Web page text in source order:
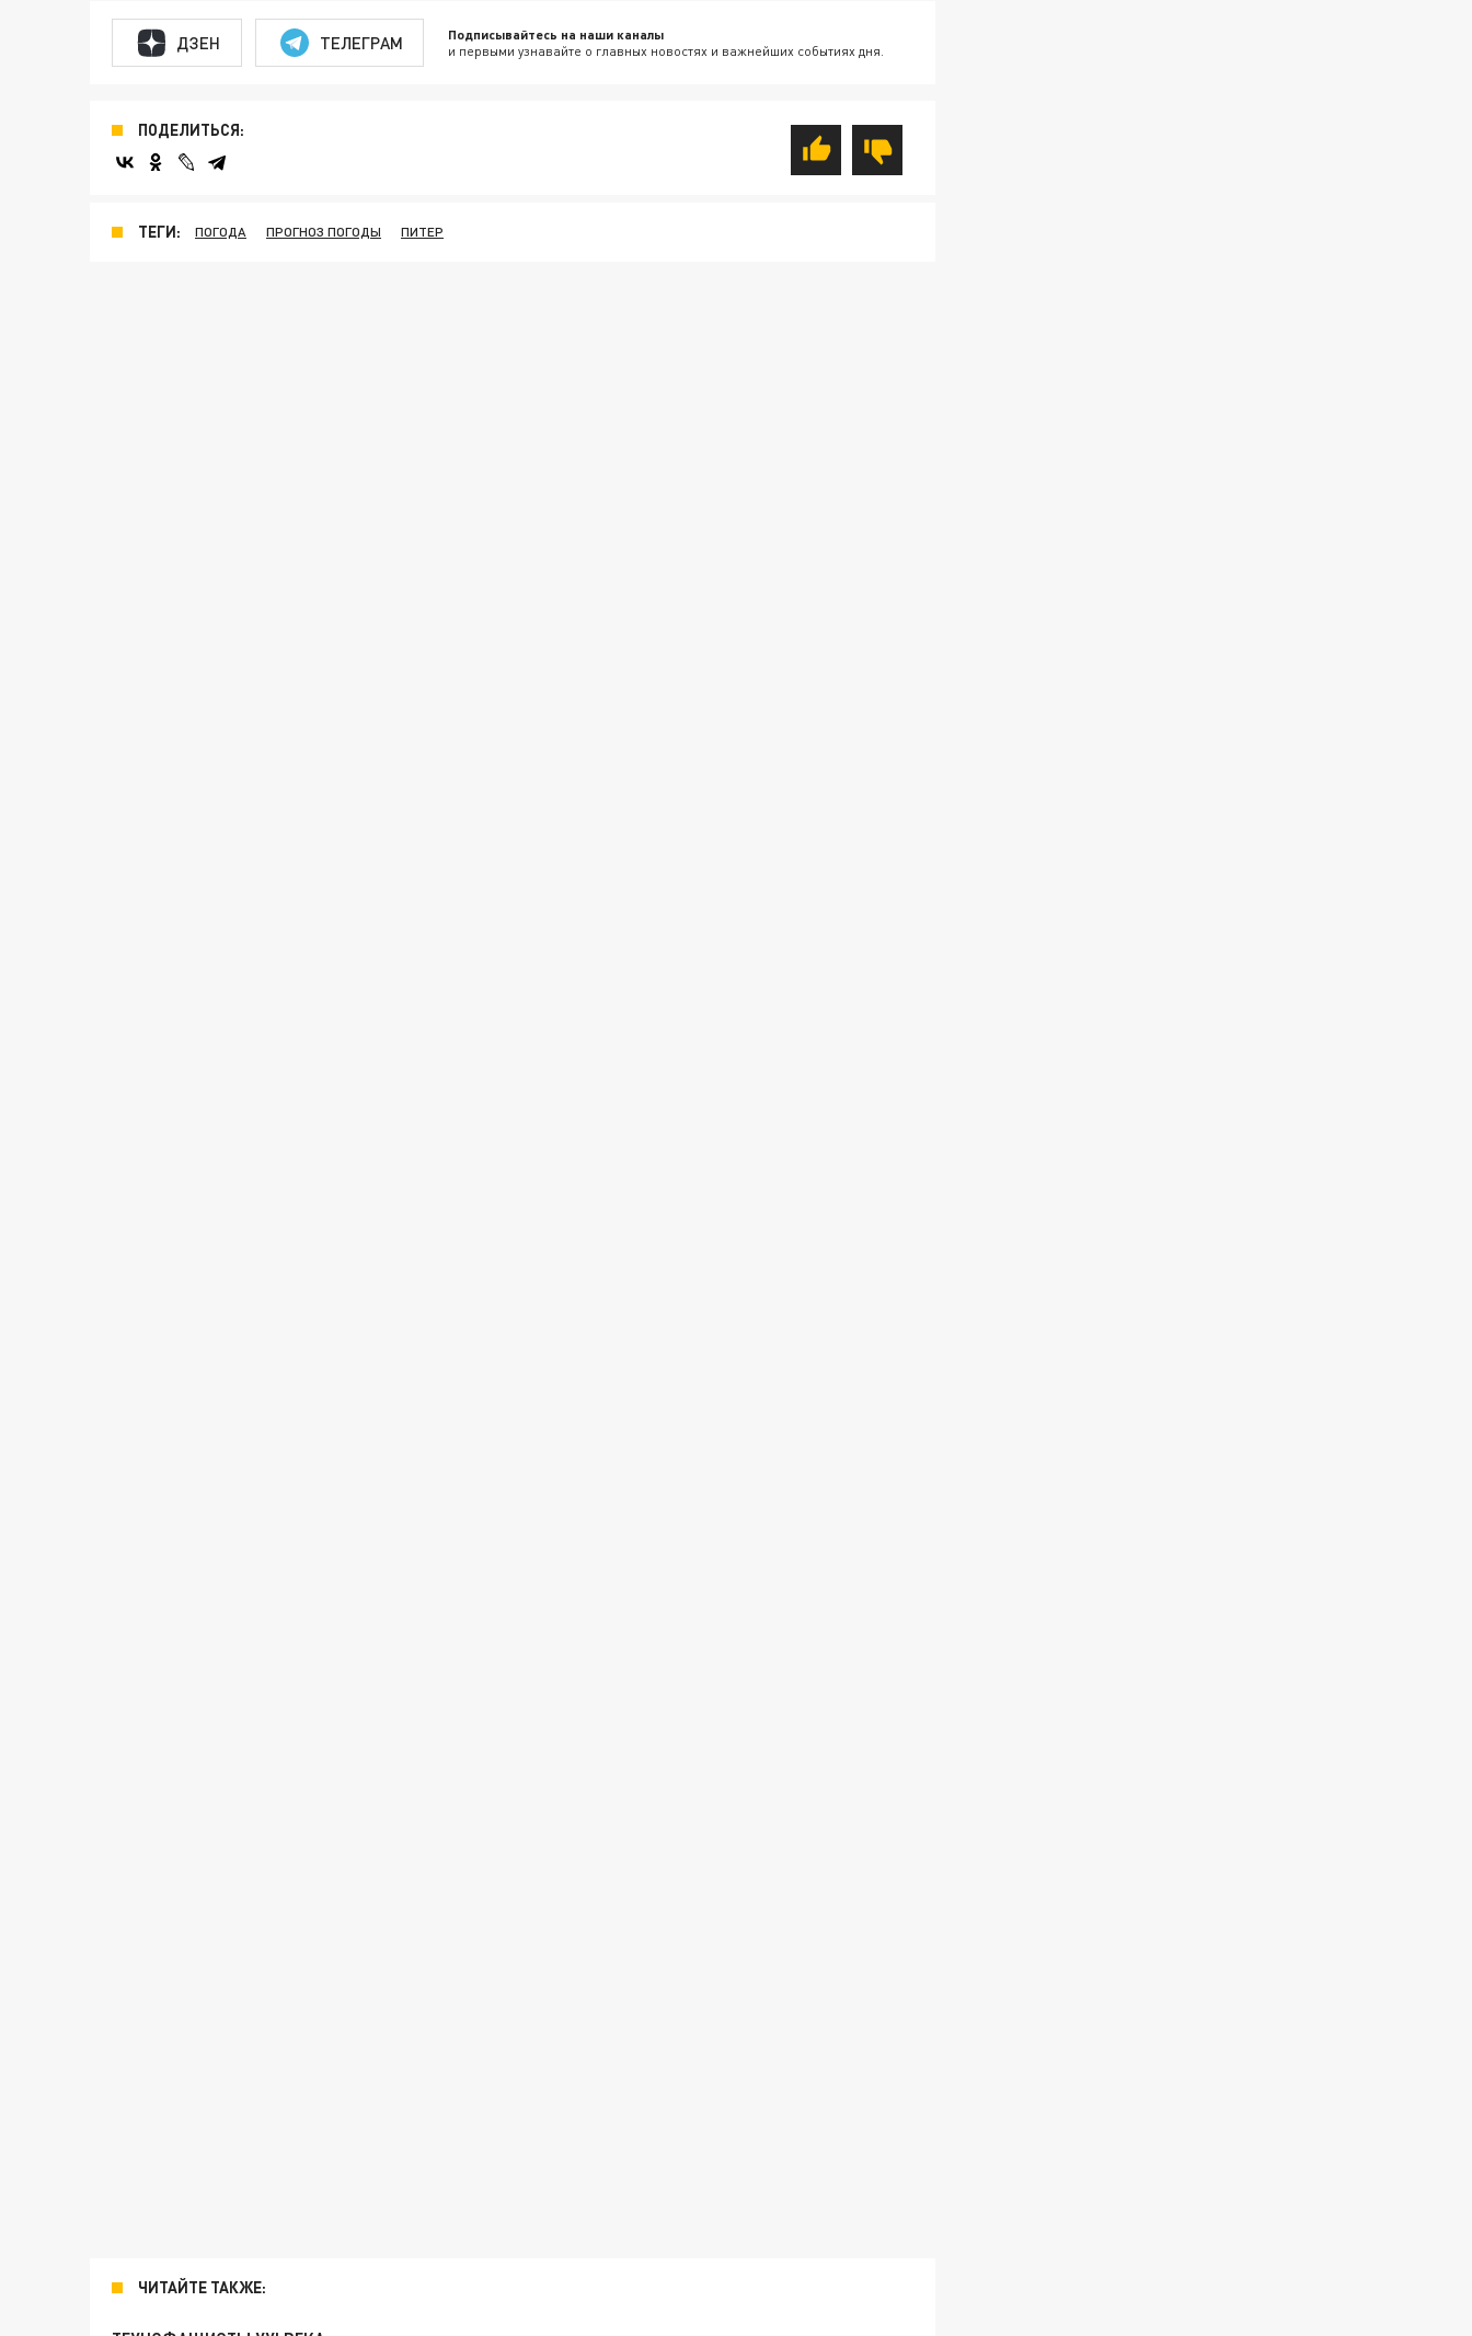
ДЗЕН ТЕЛЕГРАМ Подписывайтесь на наши каналы
и первыми узнавайте о главных новостях и важнейших событиях дня.
ПОДЕЛИТЬСЯ:
ТЕГИ: ПОГОДА ПРОГНОЗ ПОГОДЫ ПИТЕР
ЧИТАЙТЕ ТАКЖЕ: